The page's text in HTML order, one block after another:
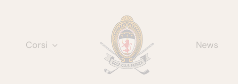
Corsi News